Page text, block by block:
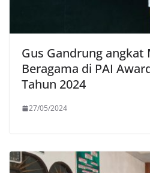
Gus Gandrung angkat
Beragama di PAI
Tahun 2024
27/05/2024